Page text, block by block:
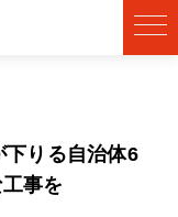
下りる自治体6
事を